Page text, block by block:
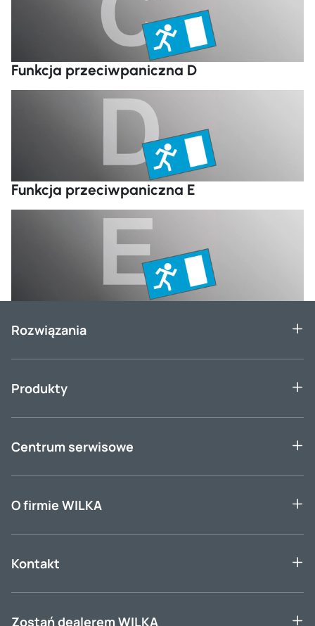
Funkcja przeciwpaniczna D
Funkcja przeciwpaniczna E
Rozwiązania
Produkty
Centrum serwisowe
O firmie WILKA
Kontakt
Zostań dealerem WILKA